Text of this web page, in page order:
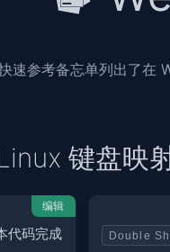
速参考备忘单列出了在
键盘映
编辑
代码完成 Double